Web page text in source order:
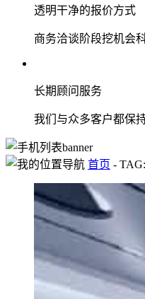
透明干净的报价方式
商务洽谈阶段挖机会
长期顾问服务
我们与众多客户都保
首页 -